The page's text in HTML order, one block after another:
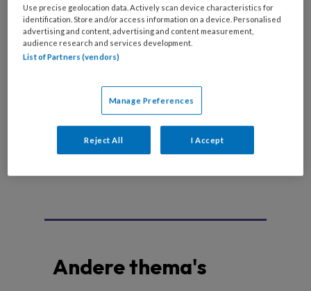
organisaties en bewoners aan de verduurzaming
van een wijk? Onderzoeker Maarten ter Huurne
vertelt hoe in de wijk Smitsveen in Soest gebruik
Met als opbrengst: gezamenlijke acties en
creatieve verbindingen tussen
vrijwilligersorganisaties en andere partners, ook
buiten het project om.
Andere thema's
Use precise geolocation data. Actively scan device characteristics for
identification. Store and/or access information on a device. Personalised
advertising and content, advertising and content measurement,
audience research and services development.
List of Partners (vendors)
Manage Preferences
Reject All I Accept